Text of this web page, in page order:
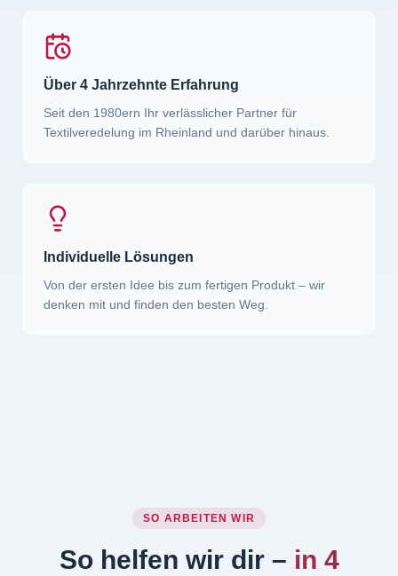
Über 4 Jahrzehnte Erfahrung
Seit den 1980ern Ihr verlässlicher Partner für
Textilveredelung im Rheinland und darüber hinaus.
Individuelle Lösungen
Von der ersten Idee bis zum fertigen Produkt – wir
denken mit und finden den besten Weg.
SO ARBEITEN WIR
So helfen wir dir – in 4